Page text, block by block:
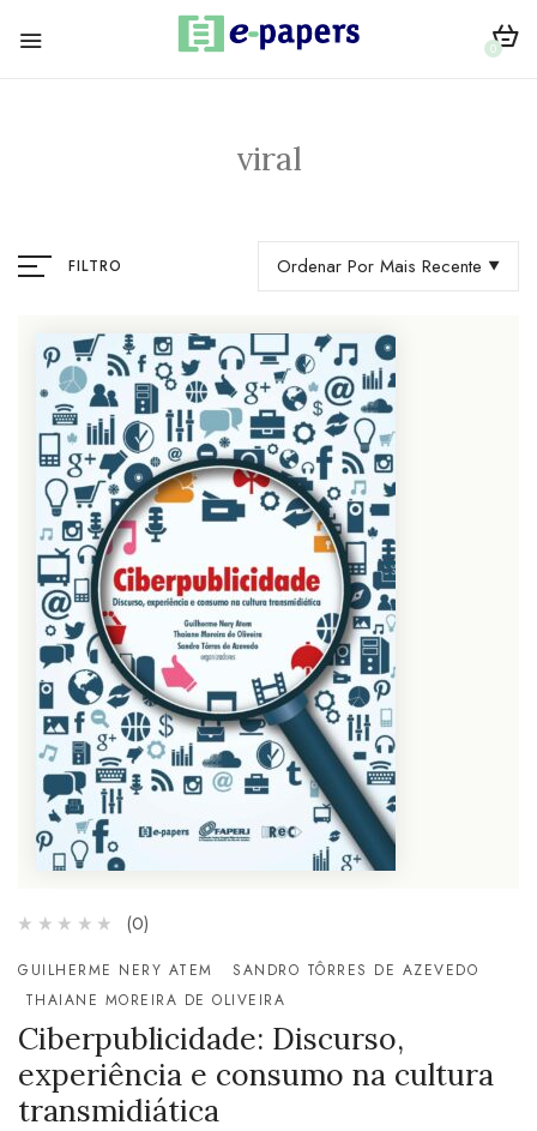
0
viral
FILTRO Ordenar Por Mais Recente
(0)
GUILHERME NERY ATEM
SANDRO TÔRRES DE AZEVEDO
THAIANE MOREIRA DE OLIVEIRA
Ciberpublicidade: Discurso,
experiência e consumo na cultura
transmidiática